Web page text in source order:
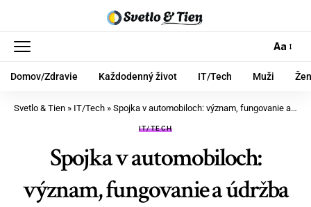
Aa
Domov/Zdravie Každodenný život IT/Tech Muži
Svetlo & Tien » IT/Tech » Spojka v automobiloch: význam, fungovanie a údržba
IT/TECH
Spojka v automobiloch:
význam, fungovanie a údržba